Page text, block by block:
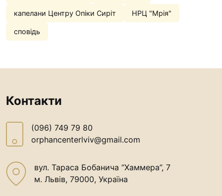
капелани Центру Опіки Сиріт НРЦ "Мрія"
сповідь
Контакти
(096) 749 79 80
orphancenterlviv@gmail.com
вул. Тараса Бобанича “Хаммера”, 7
м. Львів, 79000, Україна